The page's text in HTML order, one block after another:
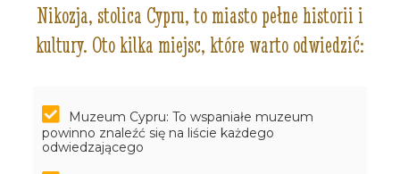
Nikozja, stolica Cypru, to miasto pełne historii i
kultury. Oto kilka miejsc, które warto odwiedzić:
Muzeum Cypru: To wspaniałe muzeum
powinno znaleźć się na liście każdego
odwiedzającego